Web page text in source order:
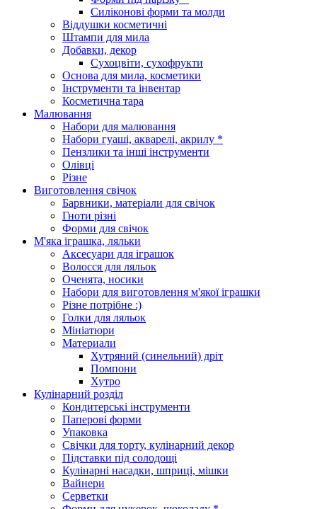
Силіконові форми та молди
Віддушки косметичні
Штампи для мила
Добавки, декор
Сухоцвіти, сухофрукти
Основа для мила, косметики
Інструменти та інвентар
Косметична тара
Малювання
Набори для малювання
Набори гуаші, акварелі, акрилу *
Пензлики та інші інструменти
Олівці
Різне
Виготовлення свічок
Барвники, матеріали для свічок
Гноти різні
Форми для свічок
М'яка іграшка, ляльки
Аксесуари для іграшок
Волосся для ляльок
Оченята, носики
Набори для виготовлення м'якої іграшки
Різне потрібне :)
Голки для ляльок
Мініатюри
Материали
Хутряний (синельний) дріт
Помпони
Хутро
Кулінарний розділ
Кондитерські інструменти
Паперові форми
Упаковка
Свічки для торту, кулінарний декор
Підставки під солодощі
Кулінарні насадки, шприці, мішки
Вайнери
Серветки